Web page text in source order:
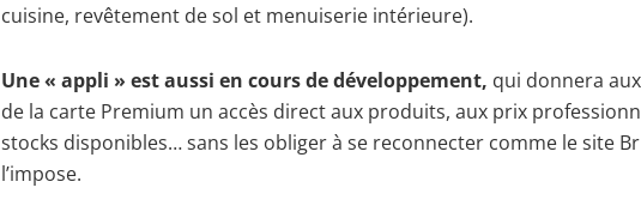
cuisine, revêtement de sol et menuiserie intérieure).
Une « appli » est aussi en cours de développement, qui donnera
de la carte Premium un accès direct aux produits, aux prix
stocks disponibles… sans les obliger à se reconnecter comme le site
l’impose.